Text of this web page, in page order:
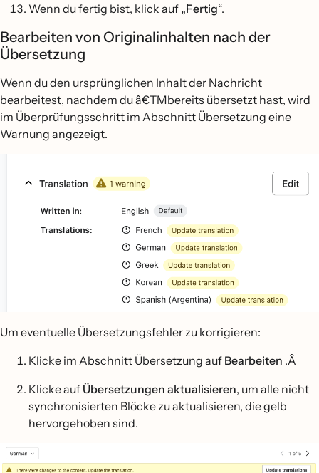
Wenn du fertig bist, klick auf „Fertig“.
Bearbeiten von Originalinhalten nach der
Übersetzung
Wenn du den ursprünglichen Inhalt der Nachricht
bearbeitest, nachdem du â€TMbereits übersetzt hast, wird
im Überprüfungsschritt im Abschnitt Übersetzung eine
Warnung angezeigt.
Um eventuelle Übersetzungsfehler zu korrigieren:
Klicke im Abschnitt Übersetzung auf Bearbeiten .Â
Klicke auf Übersetzungen aktualisieren, um alle nicht
synchronisierten Blöcke zu aktualisieren, die gelb
hervorgehoben sind.